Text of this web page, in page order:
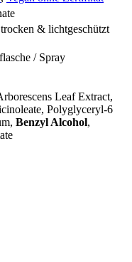
& lichtgeschützt
/ Spray
Leaf Extract,
Polyglyceryl-6
Benzyl Alcohol,